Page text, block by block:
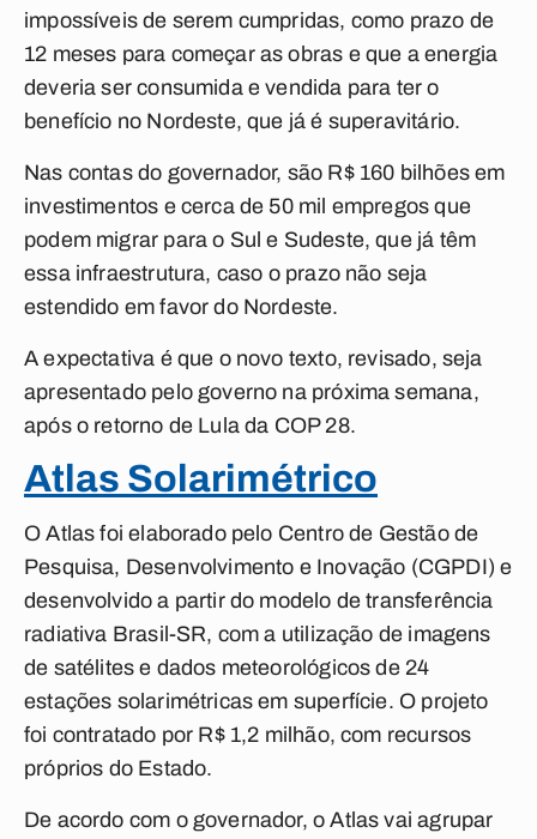
impossíveis de serem cumpridas, como prazo de
12 meses para começar as obras e que a energia
deveria ser consumida e vendida para ter o
benefício no Nordeste, que já é superavitário.
Nas contas do governador, são R$ 160 bilhões em
investimentos e cerca de 50 mil empregos que
podem migrar para o Sul e Sudeste, que já têm
essa infraestrutura, caso o prazo não seja
estendido em favor do Nordeste.
A expectativa é que o novo texto, revisado, seja
apresentado pelo governo na próxima semana,
após o retorno de Lula da COP 28.
Atlas Solarimétrico
O Atlas foi elaborado pelo Centro de Gestão de
Pesquisa, Desenvolvimento e Inovação (CGPDI) e
desenvolvido a partir do modelo de transferência
radiativa Brasil-SR, com a utilização de imagens
de satélites e dados meteorológicos de 24
estações solarimétricas em superfície. O projeto
foi contratado por R$ 1,2 milhão, com recursos
próprios do Estado.
De acordo com o governador, o Atlas vai agrupar